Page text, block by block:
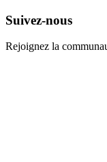
Suivez-nous
Rejoignez la